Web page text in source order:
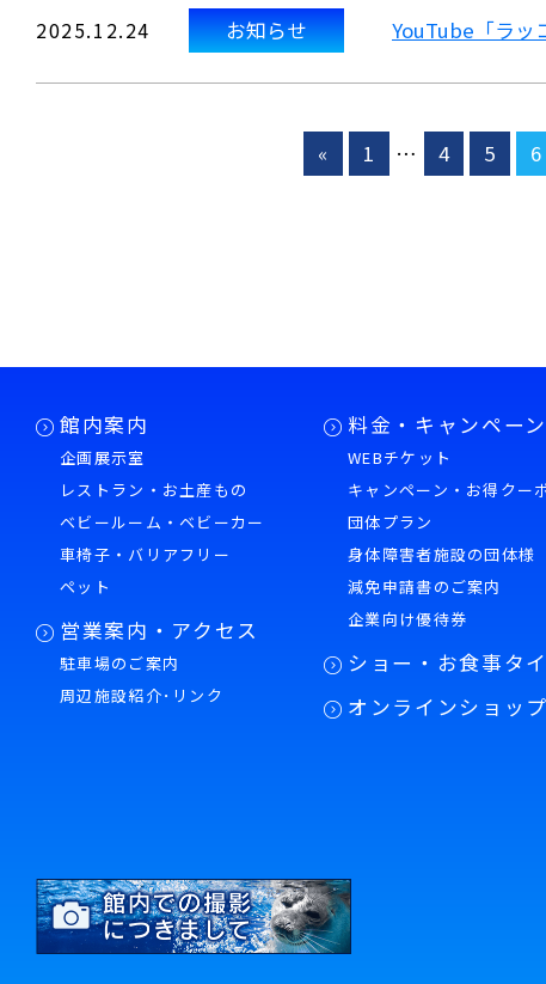
2025.12.24 お知らせ YouTube「ラッ
« 1 … 4 5 6
館内案内
企画展示室
レストラン・お土産もの
ベビールーム・ベビーカー
車椅子・バリアフリー
ペット
営業案内・アクセス
駐車場のご案内
周辺施設紹介･リンク
料金・キャンペーン
WEBチケット
キャンペーン・お得クー
団体プラン
身体障害者施設の団体様
減免申請書のご案内
企業向け優待券
ショー・お食事タ
オンラインショップ